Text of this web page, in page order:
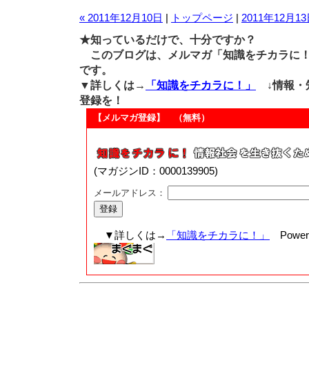
« 2011年12月10日 | トップページ | 2011年12月13
★知っているだけで、十分ですか？
このブログは、メルマガ「知識をチカラに
です。
▼詳しくは→
「知識をチカラに！」
↓情報・
登録を！
【メルマガ登録】 （無料）
(マガジンID：0000139905)
メールアドレス：
▼詳しくは→ 「知識をチカラに！」